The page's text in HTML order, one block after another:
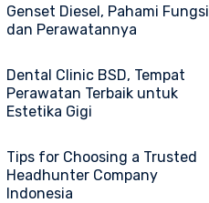
Genset Diesel, Pahami Fungsi
dan Perawatannya
Dental Clinic BSD, Tempat
Perawatan Terbaik untuk
Estetika Gigi
Tips for Choosing a Trusted
Headhunter Company
Indonesia